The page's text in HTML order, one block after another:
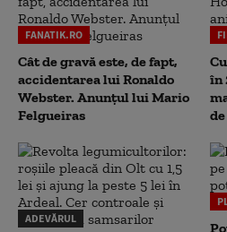
FANATIK.RO
Cât de gravă este, de fapt,
accidentarea lui Ronaldo
Webster. Anunțul lui Mario
Felgueiras
în
ADEVĂRUL